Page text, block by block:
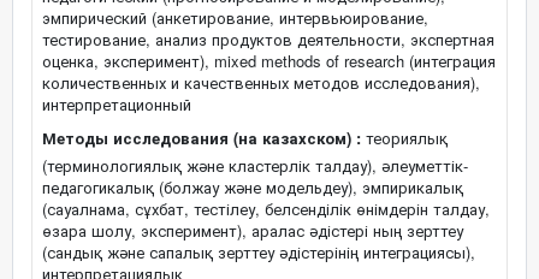
эмпирический (анкетирование, интервьюирование,
тестирование, анализ продуктов деятельности, экспертная
оценка, эксперимент), mixed methods of research (интеграция
количественных и качественных методов исследования),
интерпретационный
Методы исследования (на казахском) : теориялық
(терминологиялық және кластерлік талдау), әлеуметтік-
педагогикалық (болжау және модельдеу), эмпирикалық
(сауалнама, сұхбат, тестілеу, белсенділік өнімдерін талдау,
өзара шолу, эксперимент), аралас әдістері ның зерттеу
(сандық және сапалық зерттеу әдістерінің интеграциясы),
интерпретациялық